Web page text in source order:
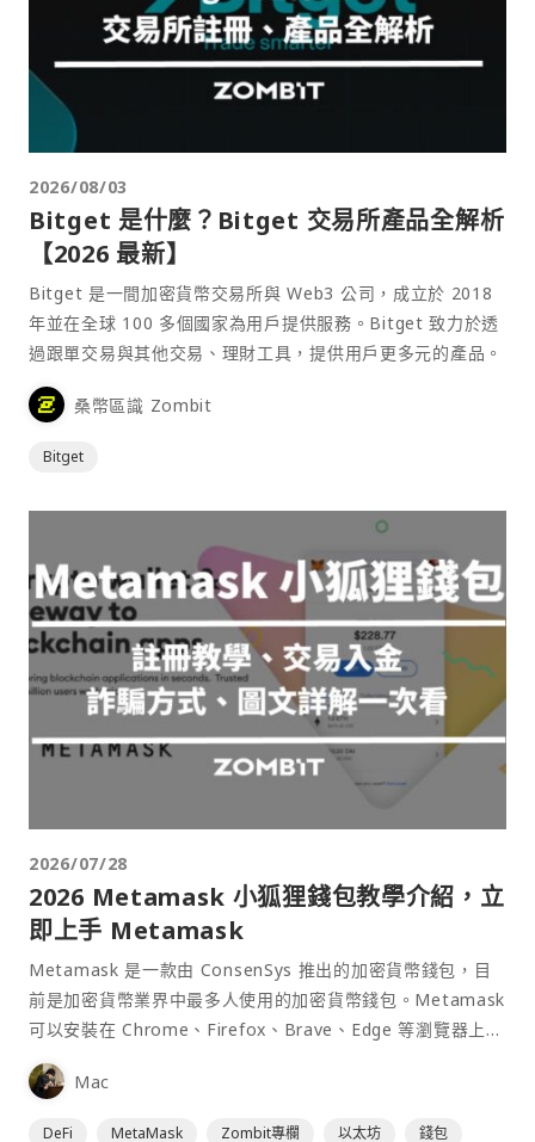
2026/08/03
Bitget 是什麼？Bitget 交易所產品全解析
【2026 最新】
Bitget 是一間加密貨幣交易所與 Web3 公司，成立於 2018
年並在全球 100 多個國家為用戶提供服務。Bitget 致力於透
過跟單交易與其他交易、理財工具，提供用戶更多元的產品。
桑幣區識 Zombit
Bitget
2026/07/28
2026 Metamask 小狐狸錢包教學介紹，立
即上手 Metamask
Metamask 是一款由 ConsenSys 推出的加密貨幣錢包，目
前是加密貨幣業界中最多人使用的加密貨幣錢包。Metamask
可以安裝在 Chrome、Firefox、Brave、Edge 等瀏覽器上作
為插件使用，具備許多功能且使用上非常方便。
Mac
DeFi MetaMask Zombit專欄 以太坊 錢包